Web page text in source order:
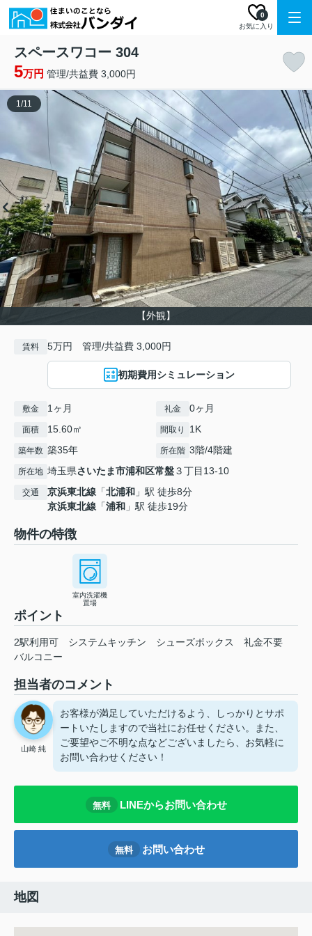
お気に入り
0
スペースワコー 304
5万円 管理/共益費 3,000円
【外観】
1/11
賃料 5万円 管理/共益費 3,000円
初期費用シミュレーション
敷金 1ヶ月 礼金 0ヶ月
面積 15.60㎡ 間取り 1K
築年数 築35年 所在階 3階/4階建
所在地 埼玉県さいたま市浦和区常盤３丁目13-10
交通 京浜東北線 「北浦和 」駅 徒歩8分
京浜東北線 「浦和 」駅 徒歩19分
物件の特徴
室内洗濯機
置場
ポイント
2駅利用可 システムキッチン シューズボックス
礼金不要
バルコニー
担当者のコメント
山崎 純
お客様が満足していただけるよう、しっかりとサポ
ートいたしますので当社にお任せください。また、
ご要望やご不明な点などございましたら、お気軽に
お問い合わせください！
無料 LINEからお問い合わせ
無料 お問い合わせ
地図